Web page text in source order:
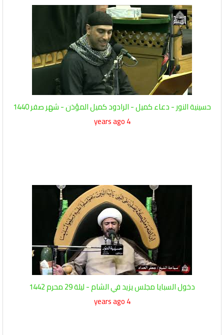
حسينية النور - دعاء كميل - الرادود كميل المؤذن - شهر صفر 1440
4 years ago
دخول السبايا مجلس يزيد في الشام - ليلة 29 محرم 1442
4 years ago